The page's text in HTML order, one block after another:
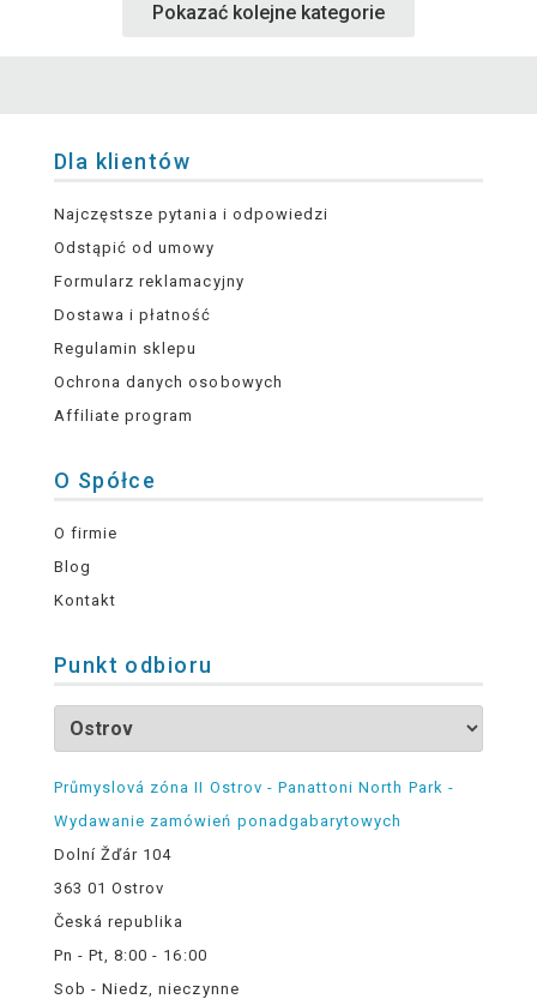
Pokazać kolejne kategorie
Dla klientów
Najczęstsze pytania i odpowiedzi
Odstąpić od umowy
Formularz reklamacyjny
Dostawa i płatność
Regulamin sklepu
Ochrona danych osobowych
Affiliate program
O Spółce
O firmie
Blog
Kontakt
Punkt odbioru
Průmyslová zóna II Ostrov - Panattoni North Park -
Wydawanie zamówień ponadgabarytowych
Dolní Žďár 104
363 01 Ostrov
Česká republika
Pn - Pt, 8:00 - 16:00
Sob - Niedz, nieczynne